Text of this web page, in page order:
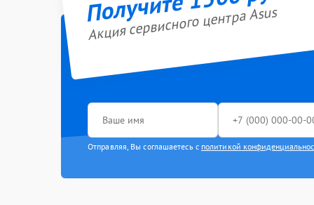
Акция сервисного центра Asus
Отправляя, Вы соглашаетесь с политикой